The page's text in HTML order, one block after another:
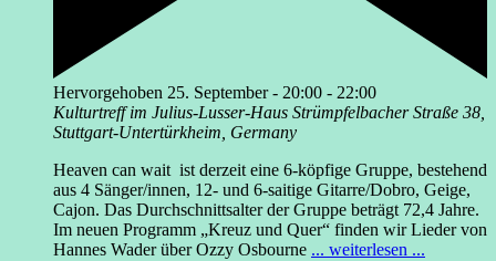
Hervorgehoben 25. September - 20:00 - 22:00
Kulturtreff im Julius-Lusser-Haus Strümpfelbacher Straße 38,
Stuttgart-Untertürkheim, Germany
Heaven can wait ist derzeit eine 6-köpfige Gruppe, bestehend
aus 4 Sänger/innen, 12- und 6-saitige Gitarre/Dobro, Geige,
Cajon. Das Durchschnittsalter der Gruppe beträgt 72,4 Jahre.
Im neuen Programm „Kreuz und Quer“ finden wir Lieder von
Hannes Wader über Ozzy Osbourne ... weiterlesen ...